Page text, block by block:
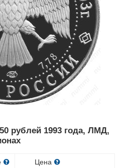
рублей 1993 года, ЛМД,
Цена